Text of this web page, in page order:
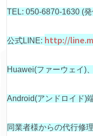
TEL: 050-6870-1630 (
公式LINE: http://
Huawei(ファーウェイ)
Android(アンドロイド)
同業者様からの代行修